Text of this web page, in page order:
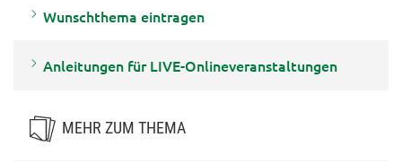
Wunschthema eintragen
Anleitungen für LIVE-Onlineveranstaltungen
MEHR ZUM THEMA